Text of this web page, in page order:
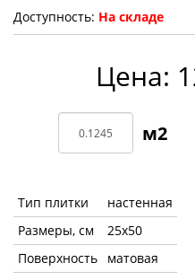
Доступность: На складе
Цена:
Тип плитки
настенная
Размеры, см
25x50
Поверхность
матовая